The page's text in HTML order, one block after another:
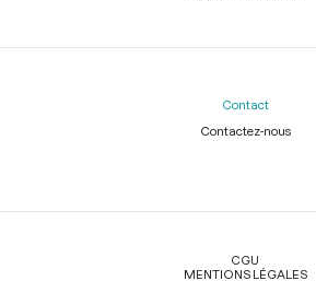
Contact
Contactez-nous
Légal
CGU
MENTIONS LÉGALES